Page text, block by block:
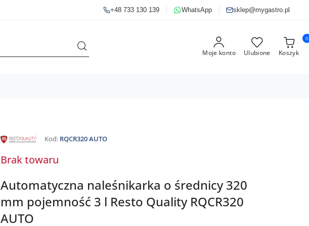
+48 733 130 139 WhatsApp sklep@mygastro.pl
Moje konto Ulubione Koszyk
0
NAZWA
PRODUCENTA:
QUALITY
Kod: RQCR320 AUTO
Brak towaru
Automatyczna naleśnikarka o średnicy 320
mm pojemność 3 l Resto Quality RQCR320
AUTO